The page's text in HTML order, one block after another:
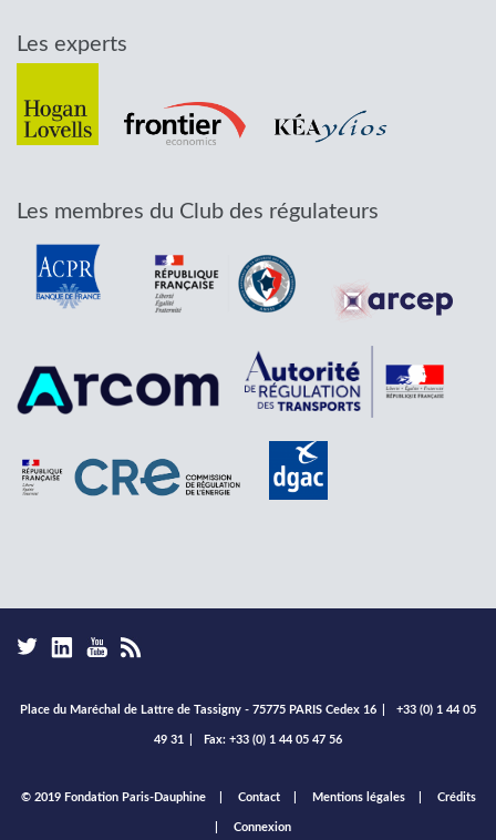
Les experts
Les membres du Club des régulateurs
Place du Maréchal de Lattre de Tassigny - 75775 PARIS Cedex 16 +33 (0) 1 44 05
49 31 Fax: +33 (0) 1 44 05 47 56
Footer
© 2019 Fondation Paris-Dauphine Contact Mentions légales Crédits
Connexion